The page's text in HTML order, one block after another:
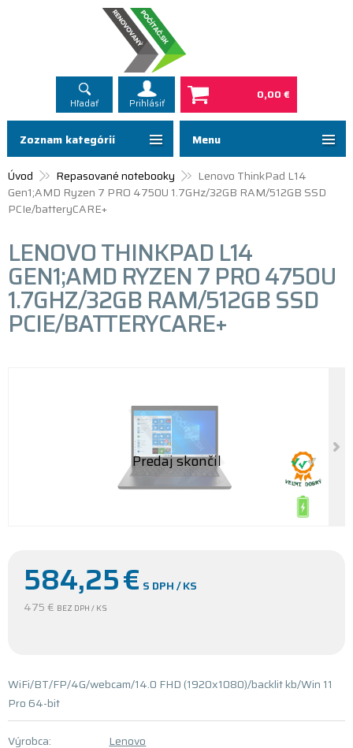
Hľadať Prihlásiť
0,00 €
Menu
Úvod Repasované notebooky
Lenovo ThinkPad L14
Gen1;AMD Ryzen 7 PRO 4750U 1.7GHz/32GB RAM/512GB SSD
PCIe/batteryCARE+
LENOVO THINKPAD L14
GEN1;AMD RYZEN 7 PRO 4750U
1.7GHZ/32GB RAM/512GB SSD
PCIE/BATTERYCARE+
584,25€ S DPH / KS
475 € BEZ DPH / KS
WiFi/BT/FP/4G/webcam/14.0 FHD (1920x1080)/backlit kb/Win 11
Pro 64-bit
Výrobca: Lenovo
Zoznam kategórií